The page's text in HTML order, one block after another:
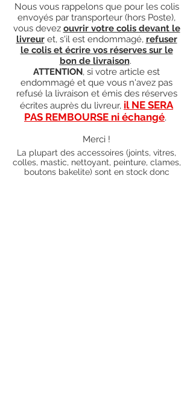
Nous vous rappelons que pour les colis
envoyés par transporteur (hors Poste),
vous devez ouvrir votre colis devant le
livreuret, s'il est endommagé, refuser
le colis et écrire vos réserves sur le
bon de livraison.
ATTENTION, si votre article est
endommagé et que vous n'avez pas
refusé la livraison et émis des réserves
écrites auprès du livreur, il NE SERA
PAS REMBOURSE ni échangé.
Merci !
La plupart des accessoires (joints, vitres,
colles, mastic, nettoyant, peinture, clames,
boutons bakelite) sont en stock donc